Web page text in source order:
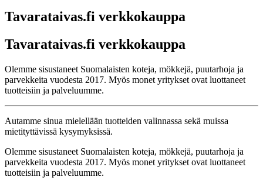
Tavarataivas.fi verkkokauppa
Tavarataivas.fi verkkokauppa
Olemme sisustaneet Suomalaisten koteja, mökkejä, puutarhoja ja
parvekkeita vuodesta 2017. Myös monet yritykset ovat luottaneet
tuotteisiin ja palveluumme.
Autamme sinua mielellään tuotteiden valinnassa sekä muissa
mietityttävissä kysymyksissä.
Olemme sisustaneet Suomalaisten koteja, mökkejä, puutarhoja ja
parvekkeita vuodesta 2017. Myös monet yritykset ovat luottaneet
tuotteisiin ja palveluumme.